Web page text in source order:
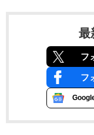
最
フ
フ